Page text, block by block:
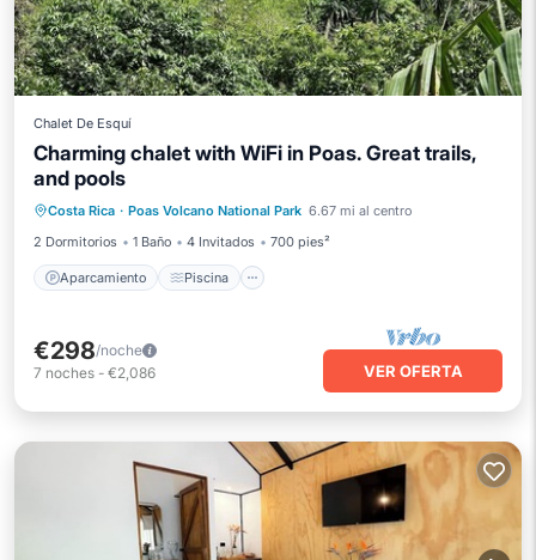
Chalet De Esquí
Charming chalet with WiFi in Poas. Great trails,
and pools
Costa Rica · Poas Volcano National Park 6.67 mi al centro
2 Dormitorios
1 Baño 4 Invitados 700 pies²
Aparcamiento Piscina
Internet
€298/noche
7 noches - €2,086 VER OFERTA